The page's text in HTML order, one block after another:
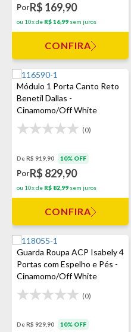
PorR$ 169,90
ou 10x de R$ 16,99 sem juros
CONFIRA
Módulo 1 Porta Canto Reto
Benetil Dallas -
Cinamomo/Off White
(0)
De R$ 919,90 10% OFF
PorR$ 829,90
ou 10x de R$ 82,99 sem juros
CONFIRA
Guarda Roupa ACP Isabely 4
Portas com Espelho e Pés -
Cinamomo/Off White
(0)
De R$ 929,90 10% OFF